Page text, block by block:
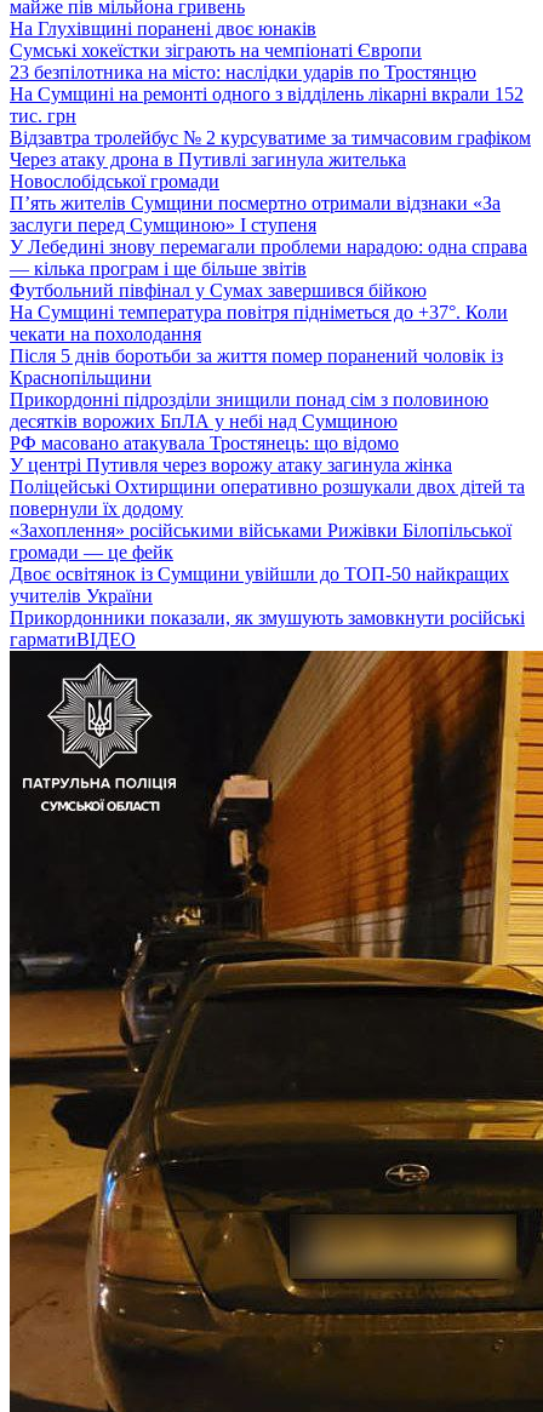
майже пів мільйона гривень
На Глухівщині поранені двоє юнаків
Сумські хокеїстки зіграють на чемпіонаті Європи
23 безпілотника на місто: наслідки ударів по Тростянцю
На Сумщині на ремонті одного з відділень лікарні вкрали 152
тис. грн
Відзавтра тролейбус № 2 курсуватиме за тимчасовим графіком
Через атаку дрона в Путивлі загинула жителька
Новослобідської громади
П’ять жителів Сумщини посмертно отримали відзнаки «За
заслуги перед Сумщиною» І ступеня
У Лебедині знову перемагали проблеми нарадою: одна справа
— кілька програм і ще більше звітів
Футбольний півфінал у Сумах завершився бійкою
На Сумщині температура повітря підніметься до +37°. Коли
чекати на похолодання
Після 5 днів боротьби за життя помер поранений чоловік із
Краснопільщини
Прикордонні підрозділи знищили понад сім з половиною
десятків ворожих БпЛА у небі над Сумщиною
РФ масовано атакувала Тростянець: що відомо
У центрі Путивля через ворожу атаку загинула жінка
Поліцейські Охтирщини оперативно розшукали двох дітей та
повернули їх додому
«Захоплення» російськими військами Рижівки Білопільської
громади — це фейк
Двоє освітянок із Сумщини увійшли до ТОП-50 найкращих
учителів України
Прикордонники показали, як змушують замовкнути російські
гарматиВІДЕО